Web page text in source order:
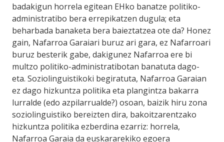
badakigun horrela egitean EHko banatze politiko-
administratibo bera errepikatzen dugula; eta
beharbada banaketa bera baieztatzea ote da? Honez
gain, Nafarroa Garaiari buruz ari gara, ez Nafarroari
buruz besterik gabe, dakigunez Nafarroa ere bi
multzo politiko-administratibotan banatuta dago-
eta. Soziolinguistikoki begiratuta, Nafarroa Garaian
ez dago hizkuntza politika eta plangintza bakarra
lurralde (edo azpilarrualde?) osoan, baizik hiru zona
soziolinguistiko bereizten dira, bakoitzarentzako
hizkuntza politika ezberdina ezarriz: horrela,
Nafarroa Garaia da euskararekiko egoera